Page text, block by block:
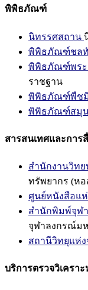
พิพิธภัณฑ์
นิทรรศสถาน
พิพิธภัณฑ์ชล
พิพิธภัณฑ์พระ
ราชฐาน
พิพิธภัณฑ์พืช
พิพิธภัณฑ์สมุน
สารสนเทศและการ
สำนักงานวิท
ทรัพยากร (ห
ศูนย์หนังสือแห่
สำนักพิมพ์จุฬ
จุฬาลงกรณ์ม
สถานีวิทยุแห่ง
บริการตรวจวิเครา